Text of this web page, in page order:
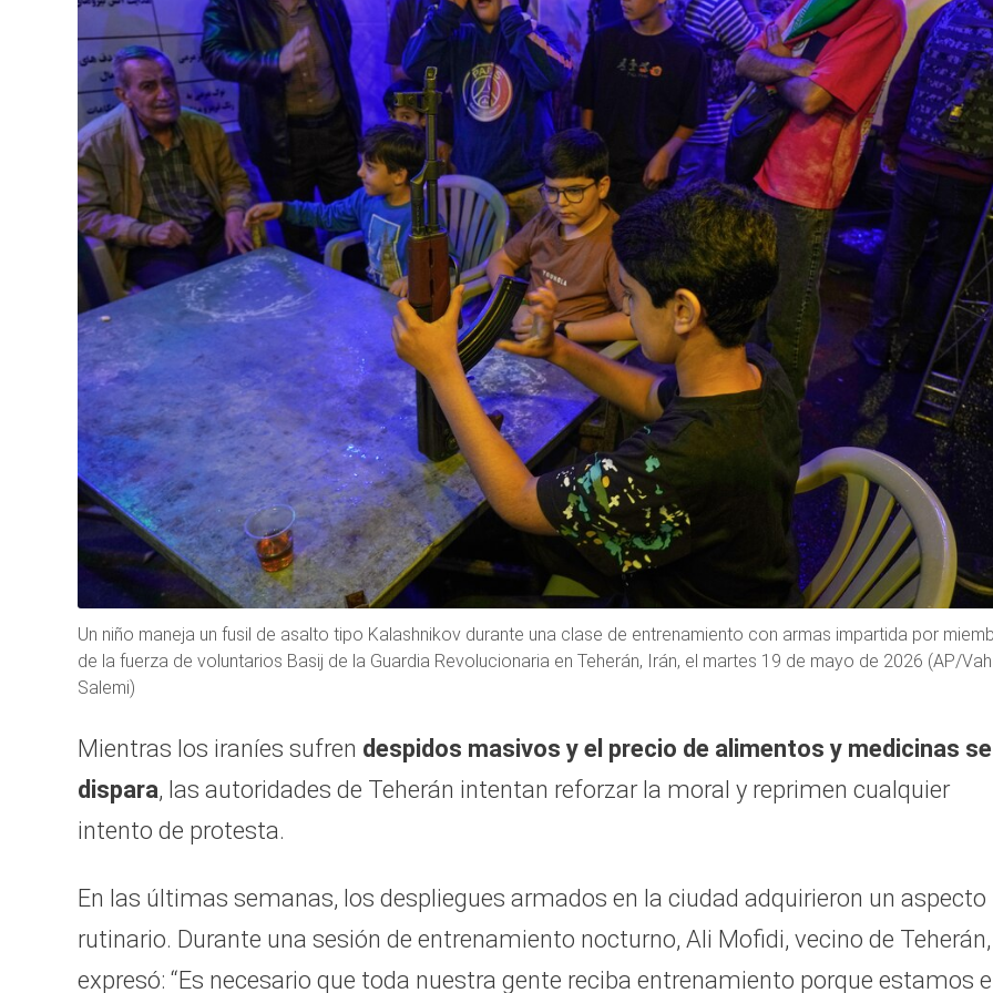
Un niño maneja un fusil de asalto tipo Kalashnikov durante una clase de entrenamiento con armas impartida por
de la fuerza de voluntarios Basij de la Guardia Revolucionaria en Teherán, Irán, el martes 19 de mayo de 2026 (AP/
Salemi)
Mientras los iraníes sufren despidos masivos y el precio de alimentos y medicinas se
dispara, las autoridades de Teherán intentan reforzar la moral y reprimen cualquier
intento de protesta.
En las últimas semanas, los despliegues armados en la ciudad adquirieron un aspecto
rutinario. Durante una sesión de entrenamiento nocturno, Ali Mofidi, vecino de Teherán,
expresó: “Es necesario que toda nuestra gente reciba entrenamiento porque estamos